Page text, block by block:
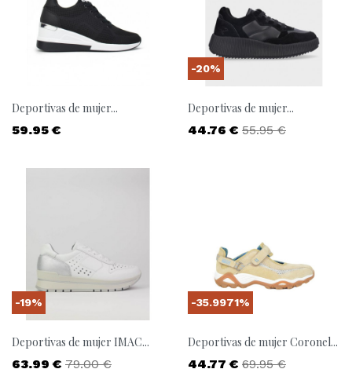
Deportivas de mujer...
Precio
59.95 €
Deportivas de mujer...
Precio
44.76 € Precio base
55.95 €
-20%
Deportivas de mujer IMAC...
Precio
63.99 € Precio base
79.00 €
-19%
Deportivas de mujer Coronel...
Precio
44.77 € Precio base
69.95 €
-35.9971%